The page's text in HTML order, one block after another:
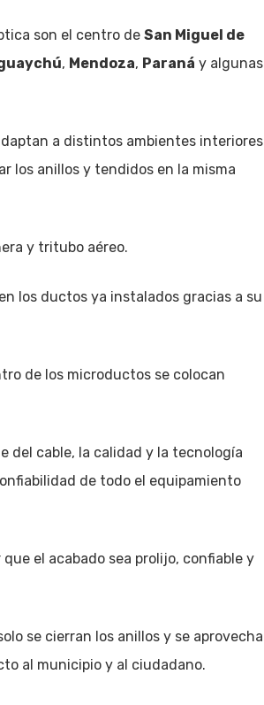
son el centro de San Miguel de
, Mendoza, Paraná y algunas
a distintos ambientes interiores
los anillos y tendidos en la misma
y tritubo aéreo.
los ductos ya instalados gracias a su
de los microductos se colocan
del cable, la calidad y la tecnología
de todo el equipamiento
el acabado sea prolijo, confiable y
se cierran los anillos y se aprovecha
al municipio y al ciudadano.